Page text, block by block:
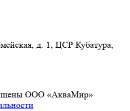
д. 1, ЦСР Кубатура,
ООО «АкваМир»